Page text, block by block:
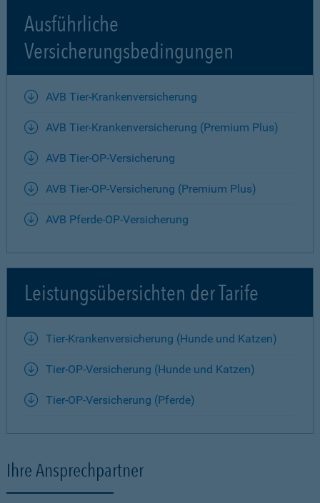
Ausführliche
Versicherungsbedingungen
AVB Tier-Krankenversicherung
AVB Tier-Krankenversicherung (Premium Plus)
AVB Tier-OP-Versicherung
AVB Tier-OP-Versicherung (Premium Plus)
AVB Pferde-OP-Versicherung
Leistungsübersichten der Tarife
Tier-Krankenversicherung (Hunde und Katzen)
Tier-OP-Versicherung (Hunde und Katzen)
Tier-OP-Versicherung (Pferde)
Ihre Ansprechpartner